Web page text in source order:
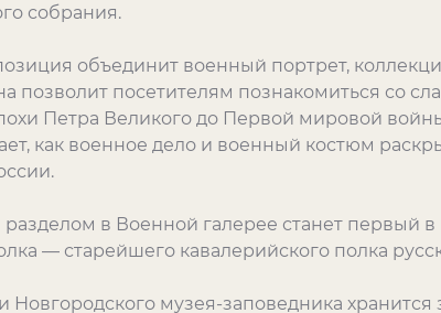
собрания.
объединит военный портрет,
позволит посетителям познакомиться со
Петра Великого до Первой мировой
как военное дело и военный костюм
в Военной галерее станет первый
— старейшего кавалерийского полка
Новгородского музея-заповедника